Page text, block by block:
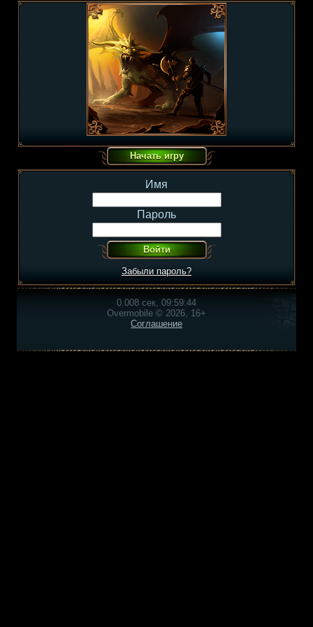
Имя
Пароль
Забыли пароль?
0.008 сек, 09:59:44
Overmobile © 2026, 16+
Соглашение